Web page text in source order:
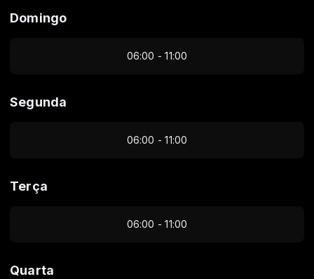
Domingo
06:00 - 11:00
Segunda
06:00 - 11:00
Terça
06:00 - 11:00
Quarta